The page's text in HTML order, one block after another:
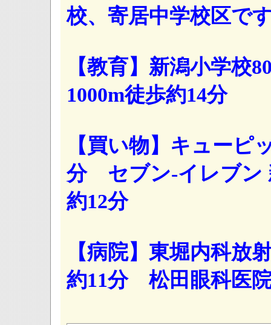
校、寄居中学校区で
【教育】新潟小学校
1000m徒歩約14分
【買い物】キューピ
分 セブン-イレブン
約12分
【病院】東堀内科放
約11分 松田眼科医